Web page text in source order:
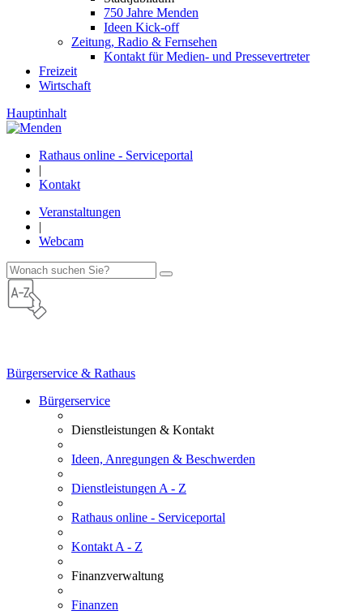
750 Jahre Menden
Ideen Kick-off
Zeitung, Radio & Fernsehen
Kontakt für Medien- und Pressevertreter
Freizeit
Wirtschaft
Hauptinhalt
Rathaus online - Serviceportal
|
Kontakt
Veranstaltungen
|
Webcam
Bürgerservice & Rathaus
Bürgerservice
Dienstleistungen & Kontakt
Ideen, Anregungen & Beschwerden
Dienstleistungen A - Z
Rathaus online - Serviceportal
Kontakt A - Z
Finanzverwaltung
Finanzen